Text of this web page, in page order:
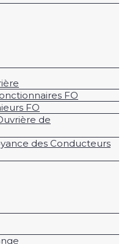
FO
FO
de
des Conducteurs